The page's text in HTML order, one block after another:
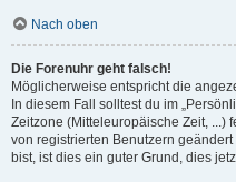
Nach oben
Die Forenuhr geht falsch!
Möglicherweise entspricht die
In diesem Fall solltest du im
Zeitzone (Mitteleuropäische Zeit, ...)
von registrierten Benutzern
bist, ist dies ein guter Grund, dies